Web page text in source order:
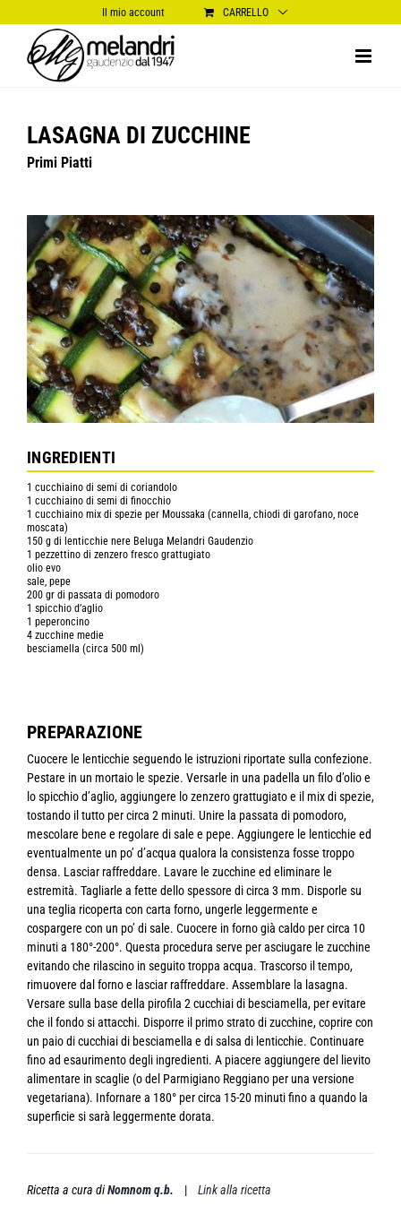
al
contenuto
Il mio account CARRELLO
LASAGNA DI ZUCCHINE
Primi Piatti
INGREDIENTI
1 cucchiaino di semi di coriandolo
1 cucchiaino di semi di finocchio
1 cucchiaino mix di spezie per Moussaka (cannella, chiodi di garofano, noce
moscata)
150 g di lenticchie nere Beluga Melandri Gaudenzio
1 pezzettino di zenzero fresco grattugiato
olio evo
sale, pepe
200 gr di passata di pomodoro
1 spicchio d’aglio
1 peperoncino
4 zucchine medie
besciamella (circa 500 ml)
PREPARAZIONE
Cuocere le lenticchie seguendo le istruzioni riportate sulla confezione.
Pestare in un mortaio le spezie. Versarle in una padella un filo d’olio e
lo spicchio d’aglio, aggiungere lo zenzero grattugiato e il mix di spezie,
tostando il tutto per circa 2 minuti. Unire la passata di pomodoro,
mescolare bene e regolare di sale e pepe. Aggiungere le lenticchie ed
eventualmente un po’ d’acqua qualora la consistenza fosse troppo
densa. Lasciar raffreddare. Lavare le zucchine ed eliminare le
estremità. Tagliarle a fette dello spessore di circa 3 mm. Disporle su
una teglia ricoperta con carta forno, ungerle leggermente e
cospargere con un po’ di sale. Cuocere in forno già caldo per circa 10
minuti a 180°-200°. Questa procedura serve per asciugare le zucchine
evitando che rilascino in seguito troppa acqua. Trascorso il tempo,
rimuovere dal forno e lasciar raffreddare. Assemblare la lasagna.
Versare sulla base della pirofila 2 cucchiai di besciamella, per evitare
che il fondo si attacchi. Disporre il primo strato di zucchine, coprire con
un paio di cucchiai di besciamella e di salsa di lenticchie. Continuare
fino ad esaurimento degli ingredienti. A piacere aggiungere del lievito
alimentare in scaglie (o del Parmigiano Reggiano per una versione
vegetariana). Infornare a 180° per circa 15-20 minuti fino a quando la
superficie si sarà leggermente dorata.
Ricetta a cura diNomnom q.b. | Link alla ricetta